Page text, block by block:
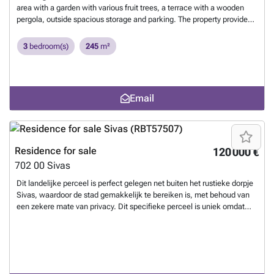
area with a garden with various fruit trees, a terrace with a wooden
pergola, outside spacious storage and parking. The property provides
open plan kitchen, dining room and living room with wood stove and
fireplace. 2 bathrooms available and a space used for a cellar.
oil boiler. Air conditioning also available in almost all areas of the
Want to know more?
3 bedroom(s) 245 m²
Email
120 000 €
Residence for sale
702 00 Sivas
Dit landelijke perceel is perfect gelegen net buiten het rustieke dorpje
Sivas, waardoor de stad gemakkelijk te bereiken is, met behoud van
een zekere mate van privacy. Dit specifieke perceel is uniek omdat